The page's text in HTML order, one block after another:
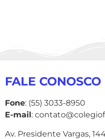
FALE CONOSCO
Fone: (55) 3033-8950
E-mail:
Av. Presidente Vargas,